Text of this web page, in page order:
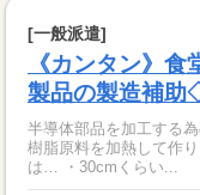
[一般派遣]
《カンタン》
製品の製造補
半導体部品を加工する為の
樹脂原料を加熱して作
は… ・30cmくらい...